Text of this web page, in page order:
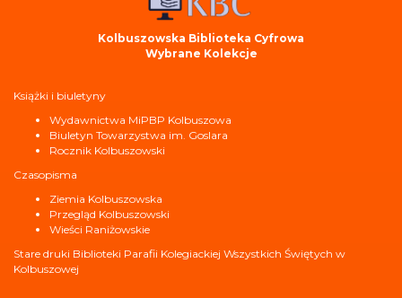
Kolbuszowska Biblioteka Cyfrowa
Wybrane Kolekcje
Książki i biuletyny
Wydawnictwa MiPBP Kolbuszowa
Biuletyn Towarzystwa im. Goslara
Rocznik Kolbuszowski
Czasopisma
Ziemia Kolbuszowska
Przegląd Kolbuszowski
Wieści Raniżowskie
Stare druki Biblioteki Parafii Kolegiackiej Wszystkich Świętych w
Kolbuszowej